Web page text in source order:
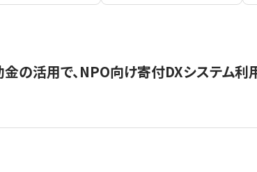
金の活用で、NPO向け寄付DXシステム